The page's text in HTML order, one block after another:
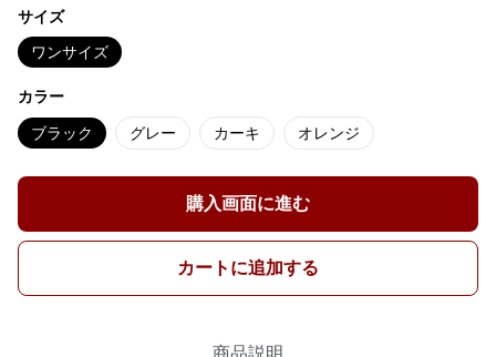
サイズ
ワンサイズ
カラー
ブラック グレー カーキ オレンジ
購入画面に進む
カートに追加する
商品説明